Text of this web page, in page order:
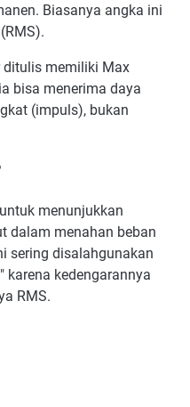
Biasanya angka ini
ditulis memiliki Max
bisa menerima daya
(impuls), bukan
menunjukkan
dalam menahan beban
sering disalahgunakan
karena kedengarannya
RMS.